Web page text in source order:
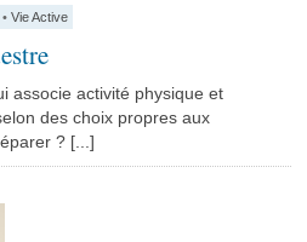
•Vie Active
associe activité physique et
des choix propres aux
? [...]